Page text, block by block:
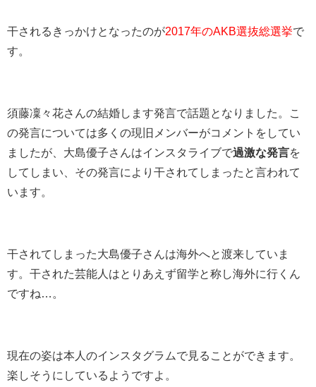
干されるきっかけとなったのが2017年のAKB選抜総選挙で
す。
須藤凜々花さんの結婚します発言で話題となりました。こ
の発言については多くの現旧メンバーがコメントをしてい
ましたが、大島優子さんはインスタライブで過激な発言を
してしまい、その発言により干されてしまったと言われて
います。
干されてしまった大島優子さんは海外へと渡来していま
す。干された芸能人はとりあえず留学と称し海外に行くん
ですね…。
現在の姿は本人のインスタグラムで見ることができます。
楽しそうにしているようですよ。